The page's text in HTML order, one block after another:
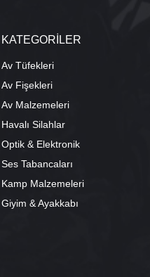
KATEGORİLER
Av Tüfekleri
Av Fişekleri
Av Malzemeleri
Havalı Silahlar
Optik & Elektronik
Ses Tabancaları
Kamp Malzemeleri
Giyim & Ayakkabı